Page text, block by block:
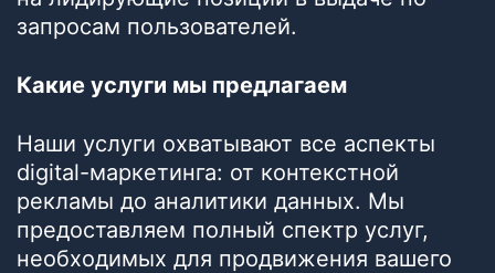
запросам пользователей.
Какие услуги мы предлагаем
Наши услуги охватывают все аспекты
digital-маркетинга: от контекстной
рекламы до аналитики данных. Мы
предоставляем полный спектр услуг,
необходимых для продвижения вашего